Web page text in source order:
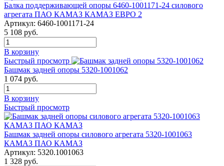
Балка поддерживающей опоры 6460-1001171-24 силового
агрегата ПАО КАМАЗ КАМАЗ ЕВРО 2
Артикул: 6460-1001171-24
5 108 руб.
В корзину
Быстрый просмотр
Башмак задней опоры 5320-1001062
1 074 руб.
В корзину
Быстрый просмотр
Башмак задней опоры силового агрегата 5320-1001063
КАМАЗ ПАО КАМАЗ
Артикул: 5320.1001063
1 328 руб.